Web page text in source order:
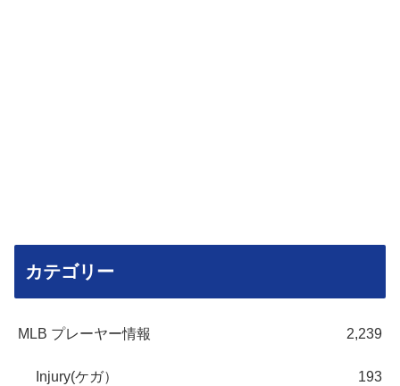
カテゴリー
MLB プレーヤー情報 2,239
Injury(ケガ） 193